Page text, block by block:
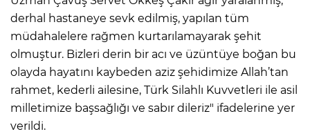
derhal hastaneye sevk edilmiş, yapılan tüm
müdahalelere rağmen kurtarılamayarak şehit
olmuştur. Bizleri derin bir acı ve üzüntüye boğan bu
olayda hayatını kaybeden aziz şehidimize Allah’tan
rahmet, kederli ailesine, Türk Silahlı Kuvvetleri ile asil
milletimize başsağlığı ve sabır dileriz" ifadelerine yer
verildi.